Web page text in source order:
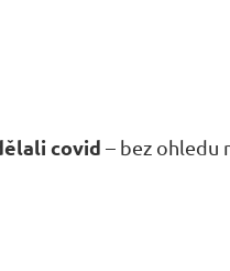
covid – bez ohledu